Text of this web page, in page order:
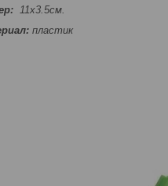
11х3.5см.
пластик